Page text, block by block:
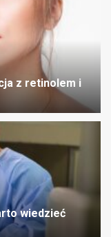
z retinolem i
wiedzieć